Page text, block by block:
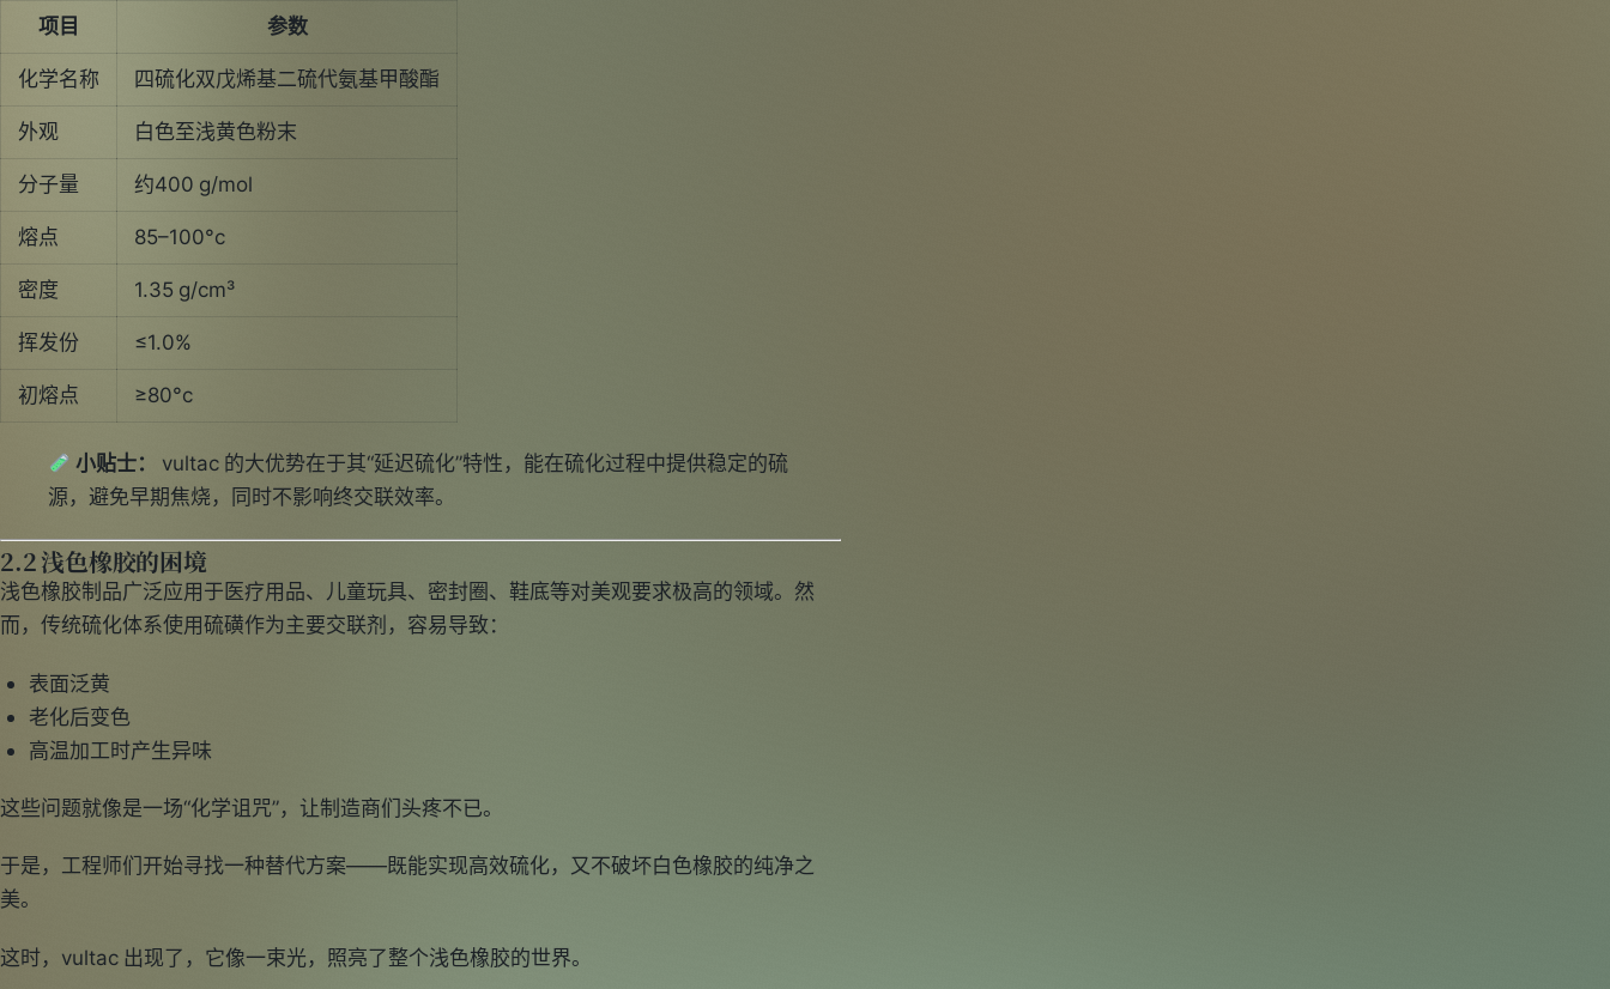
项目
参数
化学名称
四硫化双戊烯基二硫代氨基甲酸酯
外观
白色至浅黄色粉末
分子量
约400 g/mol
熔点
85–100°c
密度
1.35 g/cm³
挥发份
≤1.0%
初熔点
≥80°c
小贴士：
vultac 的大优势在于其“延迟硫化”特性，能在硫化过程中提供稳定的硫
源，避免早期焦烧，同时不影响终交联效率。
2.2 浅色橡胶的困境
浅色橡胶制品广泛应用于医疗用品、儿童玩具、密封圈、鞋底等对美观要求极高的领域。然
而，传统硫化体系使用硫磺作为主要交联剂，容易导致：
表面泛黄
老化后变色
高温加工时产生异味
这些问题就像是一场“化学诅咒”，让制造商们头疼不已。
于是，工程师们开始寻找一种替代方案——既能实现高效硫化，又不破坏白色橡胶的纯净之
美。
这时，vultac 出现了，它像一束光，照亮了整个浅色橡胶的世界。